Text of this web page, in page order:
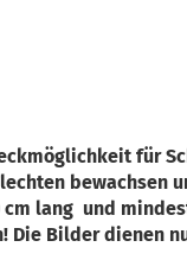
für
bewachsen
lang und
Die Bilder dienen